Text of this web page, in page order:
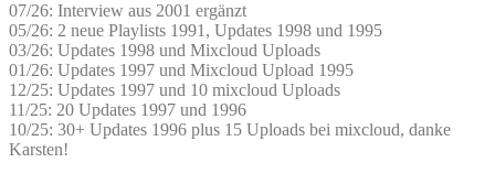
07/26: Interview aus 2001 ergänzt
05/26: 2 neue Playlists 1991, Updates 1998 und 1995
03/26: Updates 1998 und Mixcloud Uploads
01/26: Updates 1997 und Mixcloud Upload 1995
12/25: Updates 1997 und 10 mixcloud Uploads
11/25: 20 Updates 1997 und 1996
10/25: 30+ Updates 1996 plus 15 Uploads bei mixcloud, danke
Karsten!